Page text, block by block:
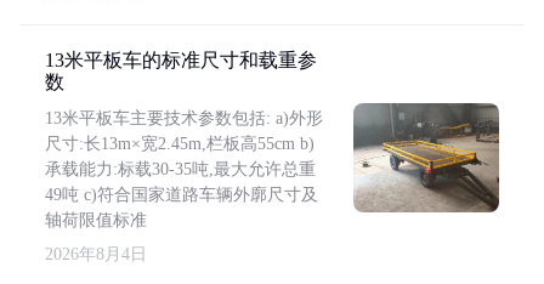
13米平板车的标准尺寸和载重参
数
13米平板车主要技术参数包括: a)外形
尺寸:长13m×宽2.45m,栏板高55cm b)
承载能力:标载30-35吨,最大允许总重
49吨 c)符合国家道路车辆外廓尺寸及
轴荷限值标准
2026年8月4日